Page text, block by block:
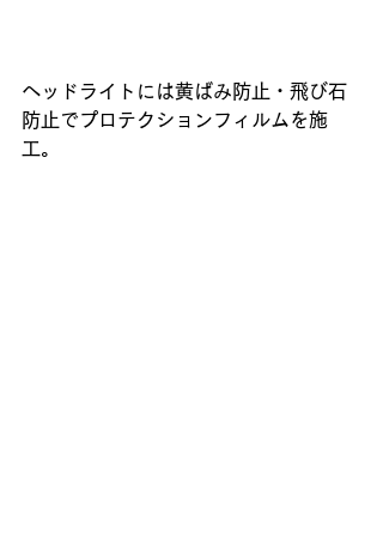
ヘッドライトには黄ばみ防止・飛び石
防止でプロテクションフィルムを施
工。